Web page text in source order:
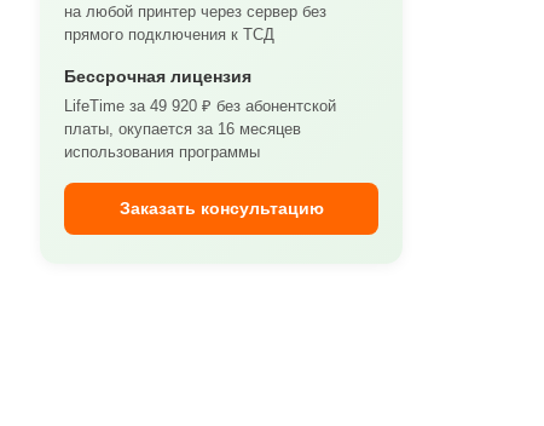
на любой принтер через сервер без
прямого подключения к ТСД
Бессрочная лицензия
LifeTime за 49 920 ₽ без абонентской
платы, окупается за 16 месяцев
использования программы
Заказать консультацию